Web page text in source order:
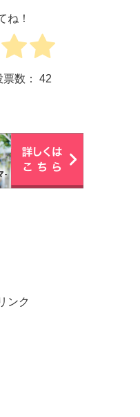
ね！
票数： 42
ンク